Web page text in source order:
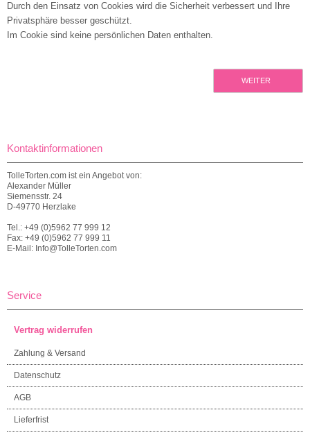
Durch den Einsatz von Cookies wird die Sicherheit verbessert und Ihre
Privatsphäre besser geschützt.
Im Cookie sind keine persönlichen Daten enthalten.
WEITER
Kontaktinformationen
TolleTorten.com ist ein Angebot von:
Alexander Müller
Siemensstr. 24
D-49770 Herzlake
Tel.: +49 (0)5962 77 999 12
Fax: +49 (0)5962 77 999 11
E-Mail: Info@TolleTorten.com
Service
Vertrag widerrufen
Zahlung & Versand
Datenschutz
AGB
Lieferfrist